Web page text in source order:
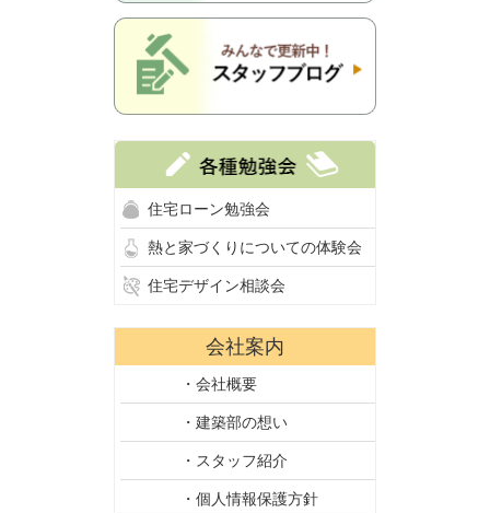
住宅ローン勉強会
熱と家づくりについての体験会
住宅デザイン相談会
会社案内
・会社概要
・建築部の想い
・スタッフ紹介
・個人情報保護方針